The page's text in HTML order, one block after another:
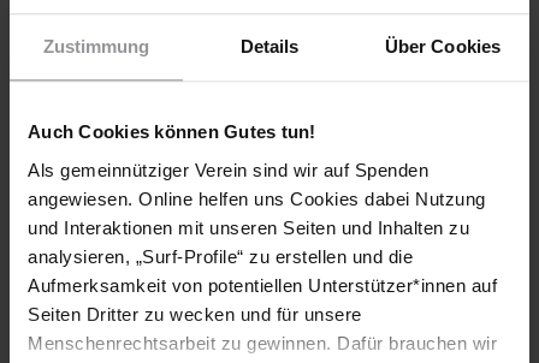
Zustimmung Details Über Cookies
Auch Cookies können Gutes tun!
Als gemeinnütziger Verein sind wir auf Spenden
angewiesen. Online helfen uns Cookies dabei Nutzung
und Interaktionen mit unseren Seiten und Inhalten zu
analysieren, „Surf-Profile“ zu erstellen und die
Aufmerksamkeit von potentiellen Unterstützer*innen auf
Seiten Dritter zu wecken und für unsere
Menschenrechtsarbeit zu gewinnen. Dafür brauchen wir
Video-